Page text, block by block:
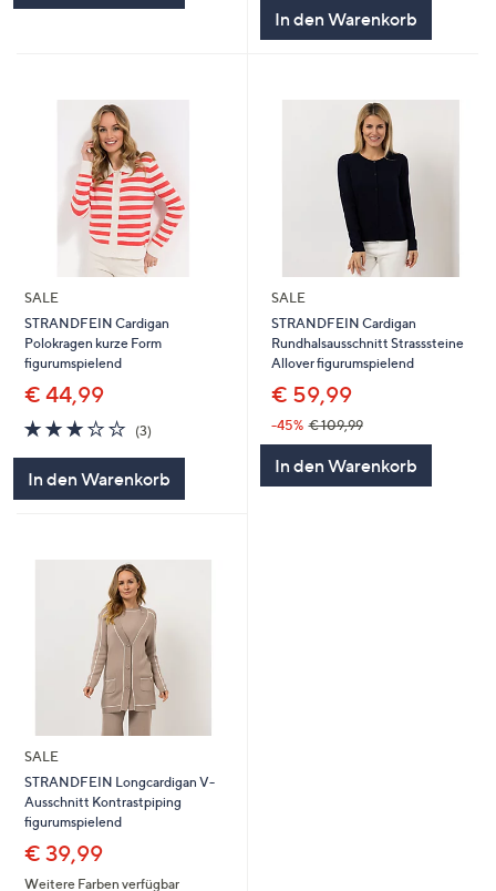
In den Warenkorb
SALE
STRANDFEIN Cardigan
Polokragen kurze Form
figurumspielend
€ 44,99
3.0
von
5
(3)
In den Warenkorb
SALE
STRANDFEIN Cardigan
Rundhalsausschnitt Strasssteine
Allover figurumspielend
€ 59,99
-45% € 109,99
In den Warenkorb
SALE
STRANDFEIN Longcardigan V-
Ausschnitt Kontrastpiping
figurumspielend
€ 39,99
Weitere Farben verfügbar